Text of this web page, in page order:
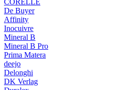
CORELLE
De Buyer
Affinity
Inocuivre
Mineral B
Mineral B Pro
Prima Matera
deejo
Delonghi
DK Verlag